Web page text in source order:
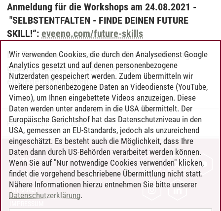
Anmeldung für die Workshops am 24.08.2021 -
"SELBSTENTFALTEN - FINDE DEINEN FUTURE
SKILL!“: eveeno.com/future-skills
Die Teilnahme ist kostenfrei. Für Verpflegung ist
gesorgt. Gerne werden Spenden
entgegengenommen.
Pascal Kölpien/30.06.2024
KONTAKT
LEUPHANA ALS ARBEITGEBER
INTRANET
Wir verwenden Cookies, die durch den Analysedienst Google
Analytics gesetzt und auf denen personenbezogene
Nutzerdaten gespeichert werden. Zudem übermitteln wir
weitere personenbezogene Daten an Videodienste (YouTube,
Vimeo), um Ihnen eingebettete Videos anzuzeigen. Diese
Daten werden unter anderem in die USA übermittelt. Der
Europäische Gerichtshof hat das Datenschutzniveau in den
USA, gemessen an EU-Standards, jedoch als unzureichend
eingeschätzt. Es besteht auch die Möglichkeit, dass Ihre
Daten dann durch US-Behörden verarbeitet werden können.
Wenn Sie auf "Nur notwendige Cookies verwenden" klicken,
findet die vorgehend beschriebene Übermittlung nicht statt.
Nähere Informationen hierzu entnehmen Sie bitte unserer
Datenschutzerklärung.